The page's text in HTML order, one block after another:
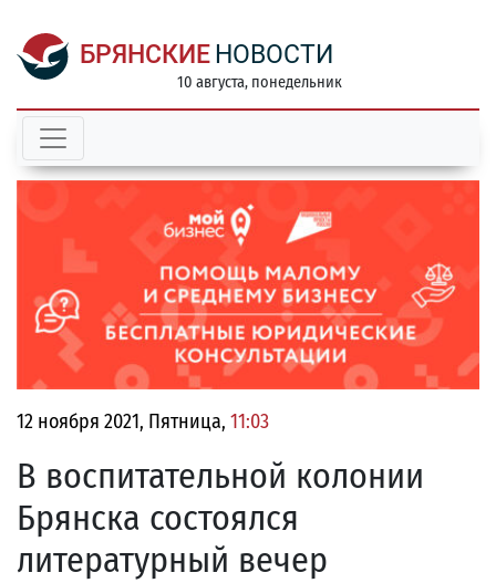
БРЯНСКИЕ НОВОСТИ
10 августа, понедельник
12 ноября 2021, Пятница, 11:03
В воспитательной колонии
Брянска состоялся
литературный вечер